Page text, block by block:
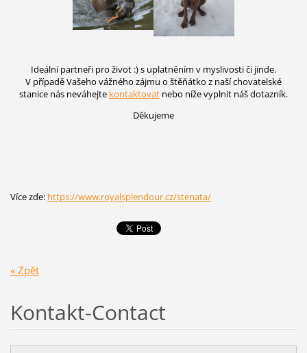
Ideální partneři pro život :) s uplatněním v myslivosti či jinde.
V případě Vašeho vážného zájmu o štěňátko z naší chovatelské
stanice nás neváhejte kontaktovat nebo níže vyplnit náš dotazník.
Děkujeme
Více zde: https://www.royalsplendour.cz/stenata/
« Zpět
Kontakt-Contact